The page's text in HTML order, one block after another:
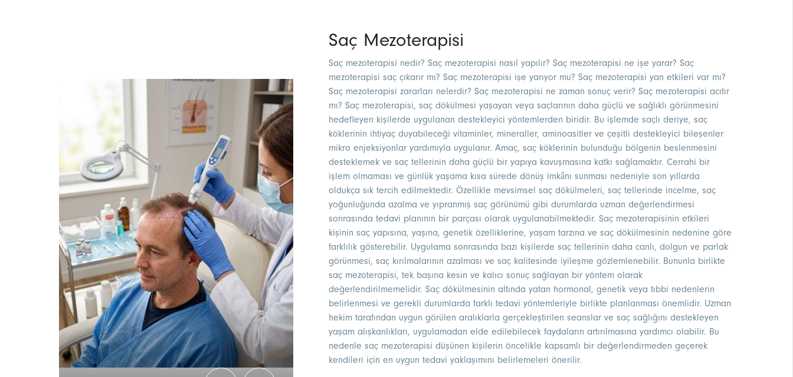
Saç Mezoterapisi
Saç mezoterapisi nedir? Saç mezoterapisi nasıl yapılır? Saç mezoterapisi ne işe yarar? Saç
mezoterapisi saç çıkarır mı? Saç mezoterapisi işe yarıyor mu? Saç mezoterapisi yan etkileri var mı?
Saç mezoterapisi zararları nelerdir? Saç mezoterapisi ne zaman sonuç verir? Saç mezoterapisi acıtır
mı? Saç mezoterapisi, saç dökülmesi yaşayan veya saçlarının daha güçlü ve sağlıklı görünmesini
hedefleyen kişilerde uygulanan destekleyici yöntemlerden biridir. Bu işlemde saçlı deriye, saç
köklerinin ihtiyaç duyabileceği vitaminler, mineraller, aminoasitler ve çeşitli destekleyici bileşenler
mikro enjeksiyonlar yardımıyla uygulanır. Amaç, saç köklerinin bulunduğu bölgenin beslenmesini
desteklemek ve saç tellerinin daha güçlü bir yapıya kavuşmasına katkı sağlamaktır. Cerrahi bir
işlem olmaması ve günlük yaşama kısa sürede dönüş imkânı sunması nedeniyle son yıllarda
oldukça sık tercih edilmektedir. Özellikle mevsimsel saç dökülmeleri, saç tellerinde incelme, saç
yoğunluğunda azalma ve yıpranmış saç görünümü gibi durumlarda uzman değerlendirmesi
sonrasında tedavi planının bir parçası olarak uygulanabilmektedir. Saç mezoterapisinin etkileri
kişinin saç yapısına, yaşına, genetik özelliklerine, yaşam tarzına ve saç dökülmesinin nedenine göre
farklılık gösterebilir. Uygulama sonrasında bazı kişilerde saç tellerinin daha canlı, dolgun ve parlak
görünmesi, saç kırılmalarının azalması ve saç kalitesinde iyileşme gözlemlenebilir. Bununla birlikte
saç mezoterapisi, tek başına kesin ve kalıcı sonuç sağlayan bir yöntem olarak
değerlendirilmemelidir. Saç dökülmesinin altında yatan hormonal, genetik veya tıbbi nedenlerin
belirlenmesi ve gerekli durumlarda farklı tedavi yöntemleriyle birlikte planlanması önemlidir. Uzman
hekim tarafından uygun görülen aralıklarla gerçekleştirilen seanslar ve saç sağlığını destekleyen
yaşam alışkanlıkları, uygulamadan elde edilebilecek faydaların artırılmasına yardımcı olabilir. Bu
nedenle saç mezoterapisi düşünen kişilerin öncelikle kapsamlı bir değerlendirmeden geçerek
kendileri için en uygun tedavi yaklaşımını belirlemeleri önerilir.